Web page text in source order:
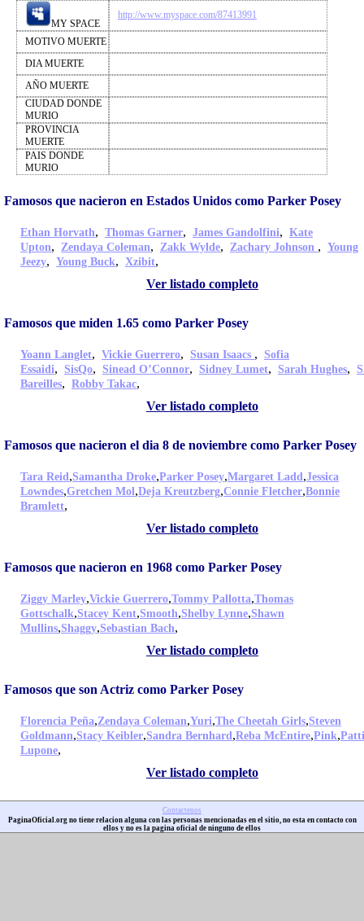
MY SPACE
http://www.myspace.com/87413991
MOTIVO MUERTE
DIA MUERTE
AÑO MUERTE
CIUDAD DONDE
MURIO
PROVINCIA
MUERTE
PAIS DONDE
MURIO
Famosos que nacieron en Estados Unidos como Parker Posey
Ethan Horvath, Thomas Garner, James Gandolfini, Kate
Upton, Zendaya Coleman, Zakk Wylde, Zachary Johnson , Young
Jeezy, Young Buck, Xzibit,
Ver listado completo
Famosos que miden 1.65 como Parker Posey
Yoann Langlet, Vickie Guerrero, Susan Isaacs , Sofia
Essaidi, SisQo, Sinead O’Connor, Sidney Lumet, Sarah Hughes,
Bareilles, Robby Takac,
Ver listado completo
Famosos que nacieron el dia 8 de noviembre como Parker Posey
Tara Reid,Samantha Droke,Parker Posey,Margaret Ladd,Jessica
Lowndes,Gretchen Mol,Deja Kreutzberg,Connie Fletcher,Bonnie
Bramlett,
Ver listado completo
Famosos que nacieron en 1968 como Parker Posey
Ziggy Marley,Vickie Guerrero,Tommy Pallotta,Thomas
Gottschalk,Stacey Kent,Smooth,Shelby Lynne,Shawn
Mullins,Shaggy,Sebastian Bach,
Ver listado completo
Famosos que son Actriz como Parker Posey
Florencia Peña,Zendaya Coleman,Yuri,The Cheetah Girls,Steven
Goldmann,Stacy Keibler,Sandra Bernhard,Reba McEntire,Pink,Patti
Lupone,
Ver listado completo
Contactenos
PaginaOficial.org no tiene relacion alguna con las personas mencionadas en el sitio, no esta en contacto con
ellos y no es la pagina oficial de ninguno de ellos